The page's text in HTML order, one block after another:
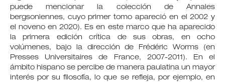
puede mencionar la colección de Annales
bergsoniennes, cuyo primer tomo apareció en el 2002 y
el noveno en 2020). Es en este marco que ha aparecido
la primera edición crítica de sus obras, en ocho
volúmenes, bajo la dirección de Frédéric Worms (en
Presses Universitaires de France, 2007-2011). En el
ámbito hispano se percibe de manera paulatina un mayor
interés por su filosofía, lo que se refleja, por ejemplo, en